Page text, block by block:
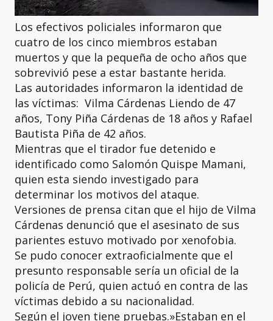
Los efectivos policiales informaron que
cuatro de los cinco miembros estaban
muertos y que la pequeña de ocho años que
sobrevivió pese a estar bastante herida.
Las autoridades informaron la identidad de
las víctimas: Vilma Cárdenas Liendo de 47
años, Tony Piña Cárdenas de 18 años y Rafael
Bautista Piña de 42 años.
Mientras que el tirador fue detenido e
identificado como Salomón Quispe Mamani,
quien esta siendo investigado para
determinar los motivos del ataque.
Versiones de prensa citan que el hijo de Vilma
Cárdenas denunció que el asesinato de sus
parientes estuvo motivado por xenofobia.
Se pudo conocer extraoficialmente que el
presunto responsable sería un oficial de la
policía de Perú, quien actuó en contra de las
víctimas debido a su nacionalidad.
Según el joven tiene pruebas.»Estaban en el